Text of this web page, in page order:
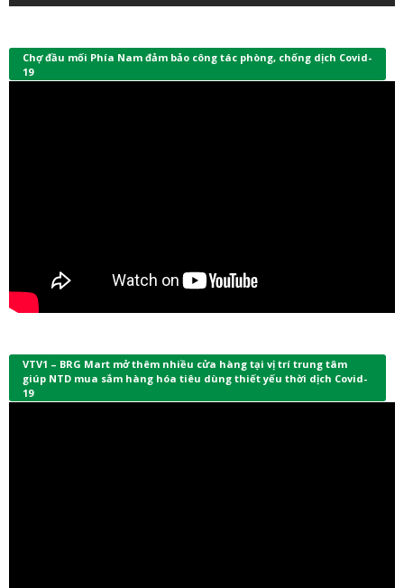
Chợ đầu mối Phía Nam đảm bảo công tác phòng, chống dịch Covid-
19
VTV1 – BRG Mart mở thêm nhiều cửa hàng tại vị trí trung tâm
giúp NTD mua sắm hàng hóa tiêu dùng thiết yếu thời dịch Covid-
19